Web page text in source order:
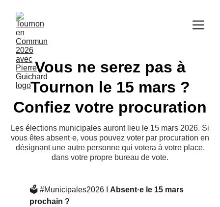
Vous ne serez pas à
Tournon le 15 mars ?
Confiez votre procuration
Les élections municipales auront lieu le 15 mars 2026.​ Si
vous êtes absent·e, vous pouvez voter par procuration en
désignant une autre personne qui votera à votre place,
dans votre propre bureau de vote.
🗳️ #Municipales2026 I Absent·e le 15 mars
prochain ?